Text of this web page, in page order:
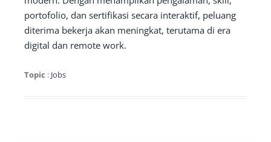
portofolio, dan sertifikasi secara interaktif, peluang
diterima bekerja akan meningkat, terutama di era
digital dan remote work.
Topic : Jobs